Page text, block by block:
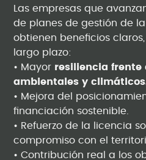
Las empresas que
de planes de gestión de
obtienen beneficios
largo plazo:
• Mayor resiliencia frente
ambientales y
• Mejora del
financiación sostenible.
• Refuerzo de la licencia
compromiso con el
• Contribución real a los